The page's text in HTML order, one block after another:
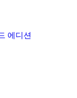
에디션